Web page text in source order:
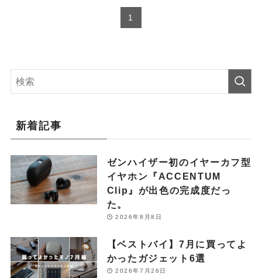
1
新着記事
ゼンハイザー初のイヤーカフ型
イヤホン『ACCENTUM
Clip』が出色の完成度だっ
た。
2026年8月8日
【ベストバイ】7月に買ってよ
かったガジェット6選
2026年7月26日